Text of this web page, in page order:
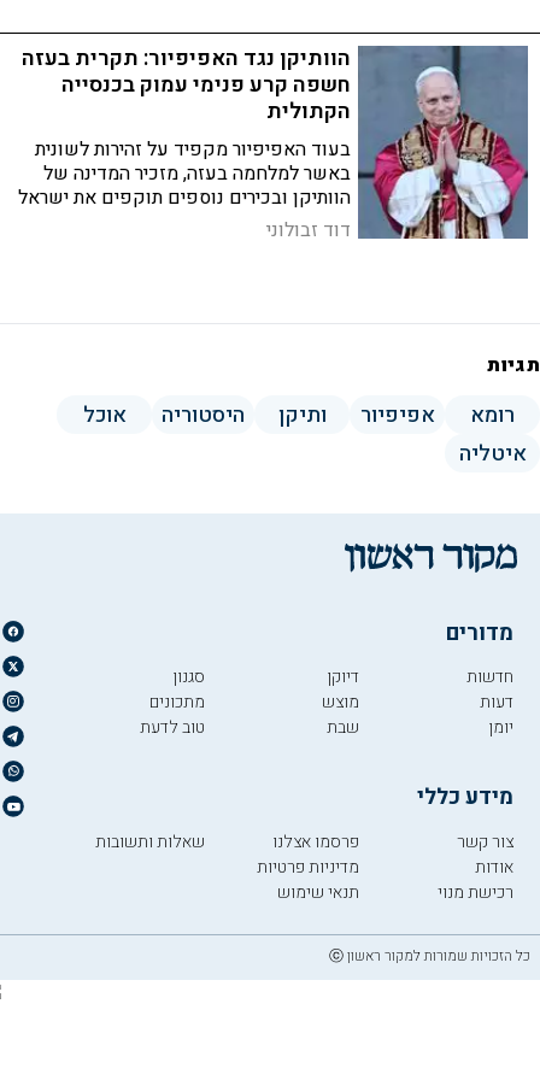
שימוש נוראי במילה ג'נוסייד, אין לו גישה
של משכין שלום אמיתי"
הוותיקן נגד האפיפיור: תקרית בעזה
חשפה קרע פנימי עמוק בכנסייה
הקתולית
בעוד האפיפיור מקפיד על זהירות לשונית
באשר למלחמה בעזה, מזכיר המדינה של
הוותיקן ובכירים נוספים תוקפים את ישראל
בגלוי | התוצאה: במוסד הקתולי שבנוי על
היררכיה וסמכות, מתחיל להישמע פיצול
דוד זבולוני
תגיות
רומא אפיפיור ותיקן היסטוריה
אוכל
איטליה
מדורים
חדשות
דעות
יומן
דיוקן
מוצש
שבת
סגנון
מתכונים
טוב לדעת
מידע כללי
צור קשר
אודות
רכישת מנוי
פרסמו אצלנו
מדיניות פרטיות
תנאי שימוש
שאלות ותשובות
כל הזכויות שמורות למקור ראשון ⓒ